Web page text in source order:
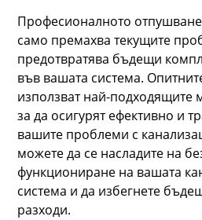
Професионалното
само премахва текущите
предотвратява бъдещи
във вашата система.
използват най-подходящите
за да осигурят ефективно и
вашите проблеми с
можете да се насладите на
функциониране на вашата
система и да избегнете
разходи.